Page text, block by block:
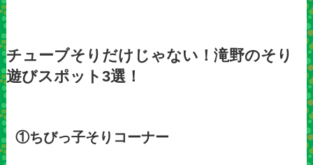
チューブそりだけじゃない！滝野のそり
遊びスポット3選！
①ちびっ子そりコーナー